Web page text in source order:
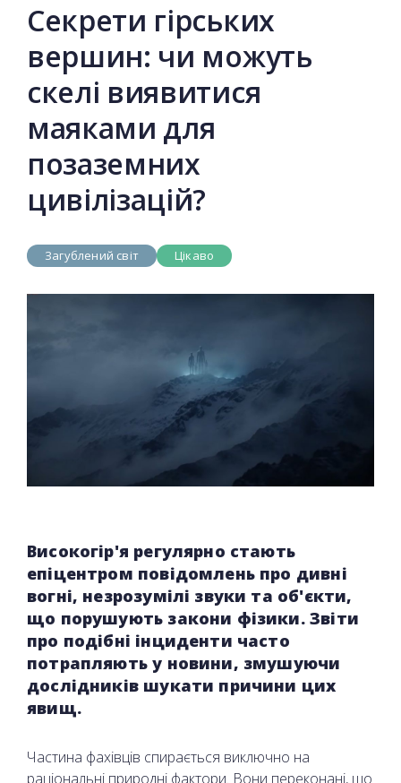
Секрети гірських
вершин: чи можуть
скелі виявитися
маяками для
позаземних
цивілізацій?
Загублений світ Цікаво
Високогір'я регулярно стають
епіцентром повідомлень про дивні
вогні, незрозумілі звуки та об'єкти,
що порушують закони фізики. Звіти
про подібні інциденти часто
потрапляють у новини, змушуючи
дослідників шукати причини цих
явищ.
Частина фахівців спирається виключно на
раціональні природні фактори. Вони переконані, що